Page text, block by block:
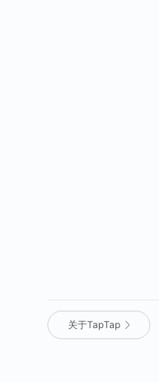
关于TapTap